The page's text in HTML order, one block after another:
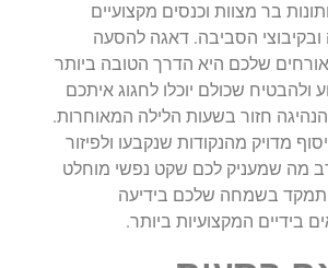
בר מצוות וכנסים מקצועיים
ובקיבוצי הסביבה. דאגה להסעה
שלכם היא הדרך הטובה ביותר
ולהבטיח שכולם יוכלו לחגוג איתכם
חזור בשעות הלילה המאוחרות.
מדויק מהנקודות שנקבעו ולפיזור
מה שמעניק לכם שקט נפשי מוחלט
בשמחה שלכם בידיעה
בידיים המקצועיות ביותר.